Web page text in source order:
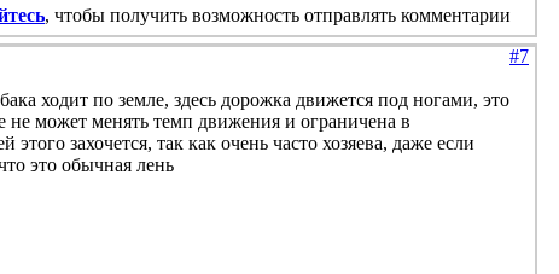
, чтобы получить возможность отправлять комментарии
#7
ходит по земле, здесь дорожка движется под ногами, это
может менять темп движения и ограничена в
захочется, так как очень часто хозяева, даже если
это обычная лень